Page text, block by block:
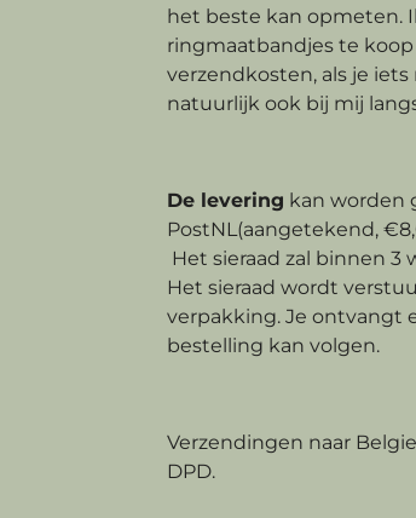
het beste kan opmeten.
ringmaatbandjes te
verzendkosten, als je
natuurlijk ook bij mij
De levering kan worden
PostNL(aangetekend,
Het sieraad zal binnen
Het sieraad wordt
verpakking. Je ontvangt
bestelling kan volgen.
Verzendingen naar
DPD.